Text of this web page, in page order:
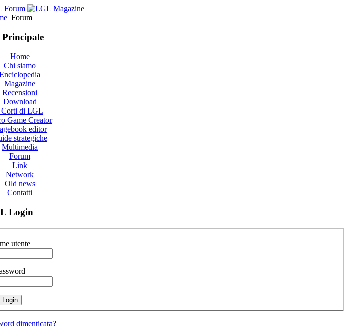
Forum
Home
Chi siamo
Magazine
Recensioni
Download
di LGL
Game Creator
editor
strategiche
Multimedia
Forum
Link
Network
Old news
Contatti
Login
utente
dimenticata?